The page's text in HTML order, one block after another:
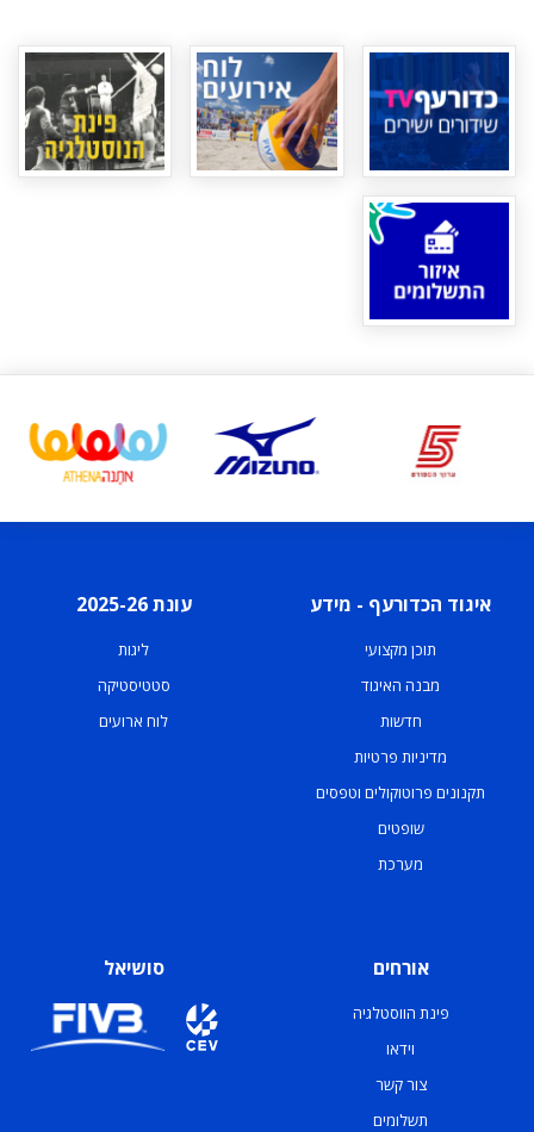
איגוד הכדורעף - מידע
תוכן מקצועי
מבנה האיגוד
חדשות
מדיניות פרטיות
תקנונים פרוטוקולים וטפסים
שופטים
מערכת
עונת 2025-26
ליגות
סטטיסטיקה
לוח ארועים
אורחים
פינת הווסטלגיה
וידאו
צור קשר
תשלומים
סושיאל